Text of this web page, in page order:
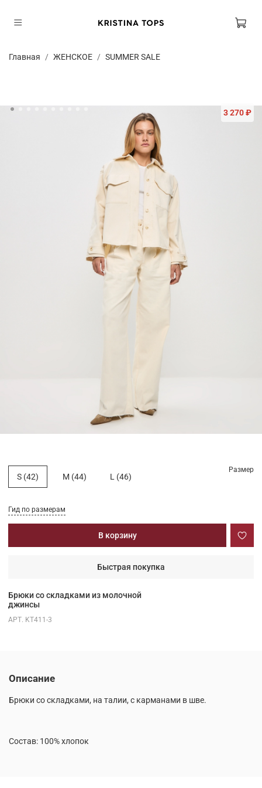
Главная ЖЕНСКОЕ SUMMER SALE
Брюки со складками из молочной
джинсы
3 270 ₽
АРТ. KT411-3
Гид по размерам
В корзину
Быстрая покупка
Размер
S (42) M (44) L (46)
Описание
Брюки со складками, на талии, с карманами в шве.
Состав: 100% хлопок